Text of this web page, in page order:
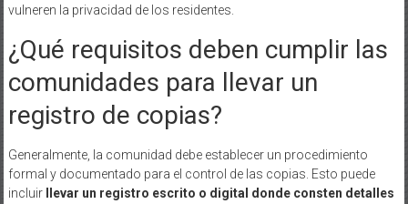
vulneren la privacidad de los residentes.
¿Qué requisitos deben cumplir las
comunidades para llevar un
registro de copias?
Generalmente, la comunidad debe establecer un procedimiento
formal y documentado para el control de las copias. Esto puede
incluir
llevar un registro escrito o digital donde consten detalles